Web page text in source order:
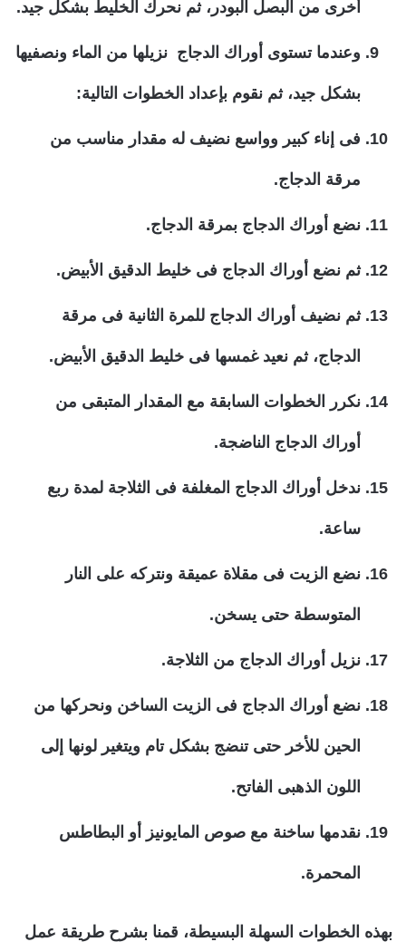
أخرى من البصل البودر، ثم نحرك الخليط بشكل جيد.
وعندما تستوى أوراك الدجاج نزيلها من الماء ونصفيها
بشكل جيد، ثم نقوم بإعداد الخطوات التالية:
فى إناء كبير وواسع نضيف له مقدار مناسب من
مرقة الدجاج.
نضع أوراك الدجاج بمرقة الدجاج.
ثم نضع أوراك الدجاج فى خليط الدقيق الأبيض.
ثم نضيف أوراك الدجاج للمرة الثانية فى مرقة
الدجاج، ثم نعيد غمسها فى خليط الدقيق الأبيض.
نكرر الخطوات السابقة مع المقدار المتبقى من
أوراك الدجاج الناضجة.
ندخل أوراك الدجاج المغلفة فى الثلاجة لمدة ربع
ساعة.
نضع الزيت فى مقلاة عميقة ونتركه على النار
المتوسطة حتى يسخن.
نزيل أوراك الدجاج من الثلاجة.
نضع أوراك الدجاج فى الزيت الساخن ونحركها من
الحين للأخر حتى تنضج بشكل تام ويتغير لونها إلى
اللون الذهبى الفاتح.
نقدمها ساخنة مع صوص المايونيز أو البطاطس
المحمرة.
بهذه الخطوات السهلة البسيطة، قمنا بشرح طريقة عمل